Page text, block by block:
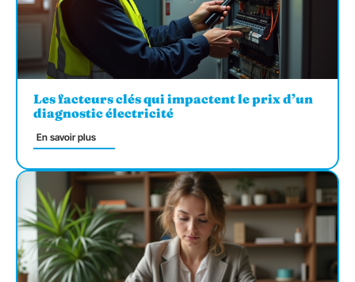
Les facteurs clés qui impactent le prix d’un
diagnostic électricité
En savoir plus